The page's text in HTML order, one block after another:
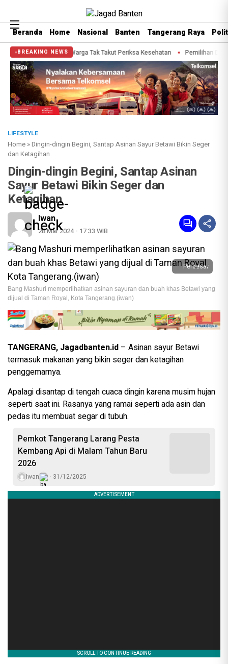
Beranda Home Nasional Banten Tangerang Raya
BREAKING NEWS
Ajak Warga Tak Takut Periksa Kesehatan Pemilihan Duta Baca
LIFESTYLE
Home »Dingin-dingin Begini, Santap Asinan Sayur Betawi Bikin Seger
dan Ketagihan
Dingin-dingin Begini, Santap Asinan
Sayur Betawi Bikin Seger dan
Ketagihan
Iwan
28 Mar 2024 - 17:33 WIB
Perbesar
Bang Mashuri memperlihatkan asinan sayuran dan buah khas Betawi yang
dijual di Taman Royal, Kota Tangerang.(iwan)
TANGERANG, Jagadbanten.id – Asinan sayur Betawi
termasuk makanan yang bikin seger dan ketagihan
penggemarnya.
Apalagi disantap di tengah cuaca dingin karena musim hujan
seperti saat ini. Rasanya yang ramai seperti ada asin dan
pedas itu membuat segar di tubuh.
Pemkot Tangerang Larang Pesta
Kembang Api di Malam Tahun Baru
2026
Iwan 31/12/2025